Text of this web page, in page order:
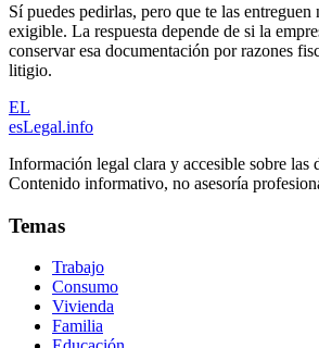
Sí puedes pedirlas, pero que te las entreguen
exigible. La respuesta depende de si la
conservar esa documentación por razones
litigio.
EL
esLegal.info
Información legal clara y accesible sobre las
Contenido informativo, no asesoría
Temas
Trabajo
Consumo
Vivienda
Familia